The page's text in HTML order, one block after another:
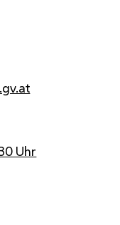
Uhr